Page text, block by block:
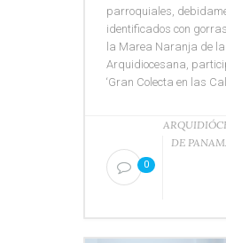
parroquiales,
identificados con
la Marea Naranja de
Arquidiocesana,
‘Gran Colecta en las
0
DE